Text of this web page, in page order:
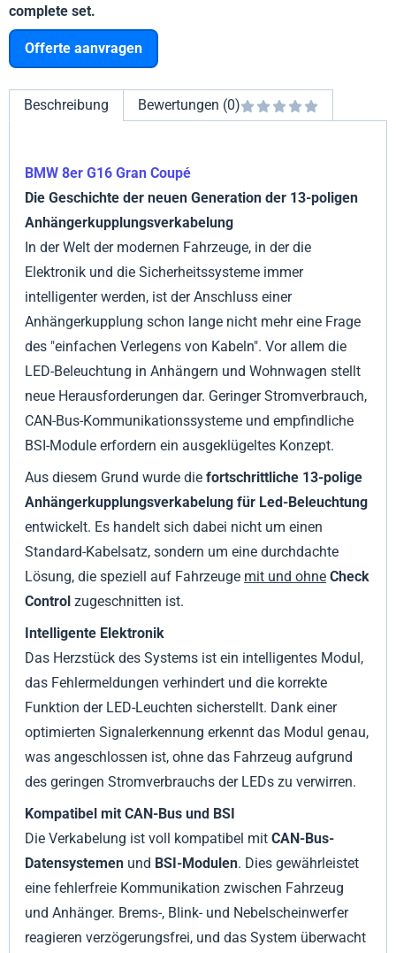
complete set.
Offerte aanvragen
Beschreibung Bewertungen (0)
BMW 8er G16 Gran Coupé
Die Geschichte der neuen Generation der 13-poligen
Anhängerkupplungsverkabelung
In der Welt der modernen Fahrzeuge, in der die
Elektronik und die Sicherheitssysteme immer
intelligenter werden, ist der Anschluss einer
Anhängerkupplung schon lange nicht mehr eine Frage
des "einfachen Verlegens von Kabeln". Vor allem die
LED-Beleuchtung in Anhängern und Wohnwagen stellt
neue Herausforderungen dar. Geringer Stromverbrauch,
CAN-Bus-Kommunikationssysteme und empfindliche
BSI-Module erfordern ein ausgeklügeltes Konzept.
Aus diesem Grund wurde diefortschrittliche 13-polige
Anhängerkupplungsverkabelung für Led-Beleuchtung
entwickelt. Es handelt sich dabei nicht um einen
Standard-Kabelsatz, sondern um eine durchdachte
Lösung, die speziell auf Fahrzeuge mit und ohne Check
Control zugeschnitten ist.
Intelligente Elektronik
Das Herzstück des Systems ist ein intelligentes Modul,
das Fehlermeldungen verhindert und die korrekte
Funktion der LED-Leuchten sicherstellt. Dank einer
optimierten Signalerkennung erkennt das Modul genau,
was angeschlossen ist, ohne das Fahrzeug aufgrund
des geringen Stromverbrauchs der LEDs zu verwirren.
Kompatibel mit CAN-Bus und BSI
Die Verkabelung ist voll kompatibel mitCAN-Bus-
Datensystemen und BSI-Modulen. Dies gewährleistet
eine fehlerfreie Kommunikation zwischen Fahrzeug
und Anhänger. Brems-, Blink- und Nebelscheinwerfer
reagieren verzögerungsfrei, und das System überwacht